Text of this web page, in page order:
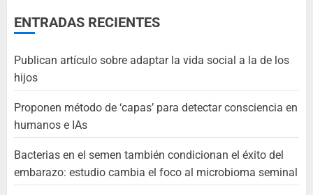
ENTRADAS RECIENTES
Publican artículo sobre adaptar la vida social a la de los
hijos
Proponen método de ‘capas’ para detectar consciencia en
humanos e IAs
Bacterias en el semen también condicionan el éxito del
embarazo: estudio cambia el foco al microbioma seminal